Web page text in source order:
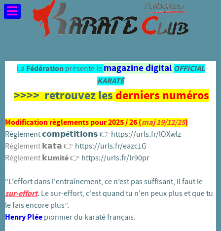
La Fédérationprésente le magazine digital OFFICIAL
KARATÉ
>>>> retrouvez lesderniers numéros
Modification règlements pour 2025 / 26 (maj 19/12/25)
Règlement𝗰𝗼𝗺𝗽é𝘁𝗶𝘁𝗶𝗼𝗻𝘀 👉️ https://urls.fr/lOXwlz
Règlement 𝗸𝗮𝘁𝗮 👉️ https://urls.fr/eazc1G
Règlement 𝗸𝘂mité👉️ https://urls.fr/Ir90pr
“L'effort dans l'entraînement, ce n’est pas suffisant, il faut le
sur-effort. Le sur-effort, c'est quand tu n'en peux plus et que tu
le fais encore plus”.
Henry Plée pionnier du karaté français.